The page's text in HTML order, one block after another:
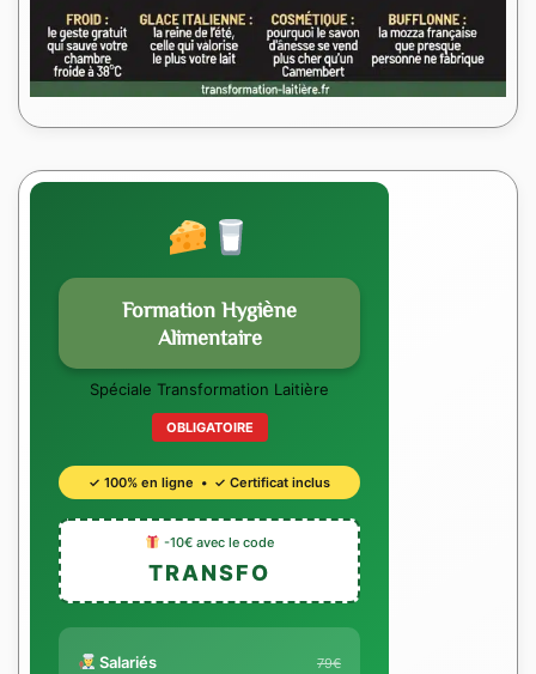
Formation Hygiène
Alimentaire
Spéciale Transformation Laitière
OBLIGATOIRE
✓ 100% en ligne • ✓ Certificat inclus
-10€ avec le code
TRANSFO
Salariés 79€